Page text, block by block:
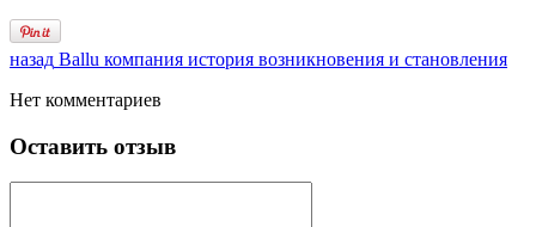
назад Ballu компания история возникновения и становления
Нет комментариев
Оставить отзыв